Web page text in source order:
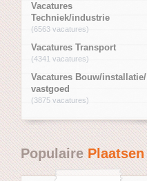
Vacatures
Techniek/industrie
(6563 vacatures)
Vacatures Transport
(4341 vacatures)
Vacatures Bouw/installatie/
vastgoed
(3875 vacatures)
PopulairePlaatsen